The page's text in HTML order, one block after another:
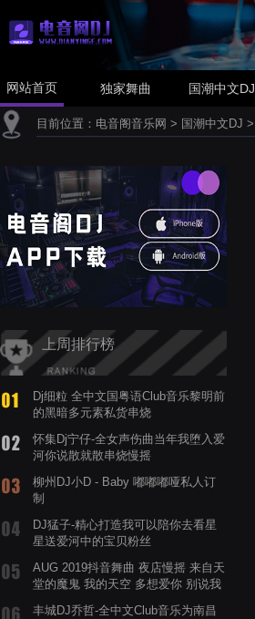
网站首页 独家舞曲 国潮中文DJ
目前位置： 电音阁音乐网 > 国潮中文DJ >
上周排行榜
Dj细粒 全中文国粤语Club音乐黎明前
的黑暗多元素私货串烧
怀集Dj宁仔-全女声伤曲当年我堕入爱
河你说散就散串烧慢摇
柳州DJ小D - Baby 嘟嘟嘟哑私人订
制
DJ猛子-精心打造我可以陪你去看星
星送爱河中的宝贝粉丝
AUG 2019抖音舞曲 夜店慢摇 来自天
堂的魔鬼 我的天空 多想爱你 别说我
丰城DJ乔哲-全中文Club音乐为南昌